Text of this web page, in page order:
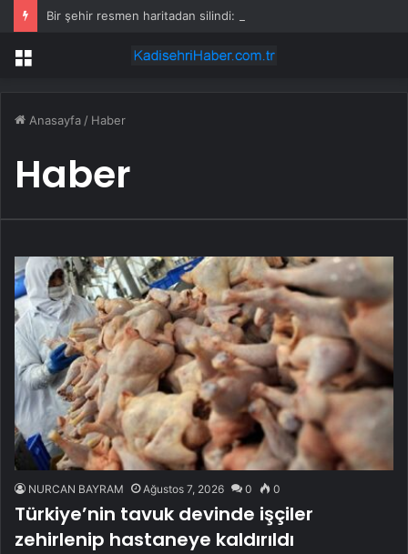
Bir şehir resmen haritadan silindi: Halk tahliye edildi
Menü
Anasayfa / Haber
Haber
NURCAN BAYRAM Ağustos 7, 2026 0 0
Türkiye’nin tavuk devinde işçiler
zehirlenip hastaneye kaldırıldı